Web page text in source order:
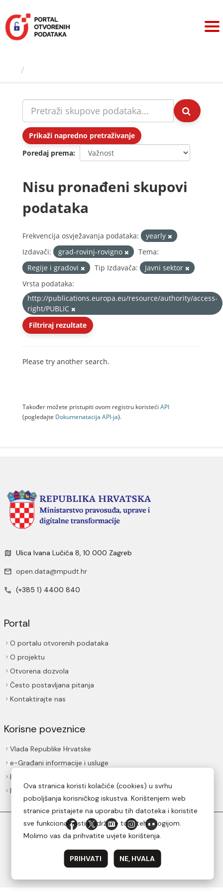
sadržaj
Prikaži napredno pretraživanje
Poredaj prema
Nisu pronađeni skupovi
podataka
Frekvencija osvježavanja podataka:
yearly
Izdavači:
grad-rovinj-rovigno
Tema:
Regije i gradovi
Tip Izdavača:
Javni sektor
Vrsta podataka:
http://publications.europa.eu/resource/authority/access-
right/PUBLIC
Filtriraj rezultate
Please try another search.
Također možete pristupiti ovom registru koristeći API
(pogledajte Dokumenаtаcijа API-jа).